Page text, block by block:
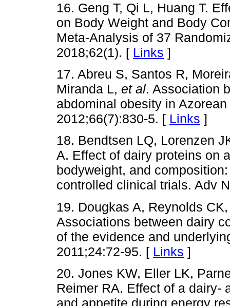
16. Geng T, Qi L, Huang T.
on Body Weight and Body
Meta-Analysis of 37
2018;62(1). [ Links ]
17. Abreu S, Santos R,
Miranda L, et al. Association
abdominal obesity in
2012;66(7):830-5. [ Links ]
18. Bendtsen LQ, Lorenzen
A. Effect of dairy proteins on
bodyweight, and
controlled clinical trials. Adv
19. Dougkas A, Reynolds
Associations between dairy
of the evidence and
2011;24:72-95. [ Links ]
20. Jones KW, Eller LK,
Reimer RA. Effect of a dairy-
and appetite during energy